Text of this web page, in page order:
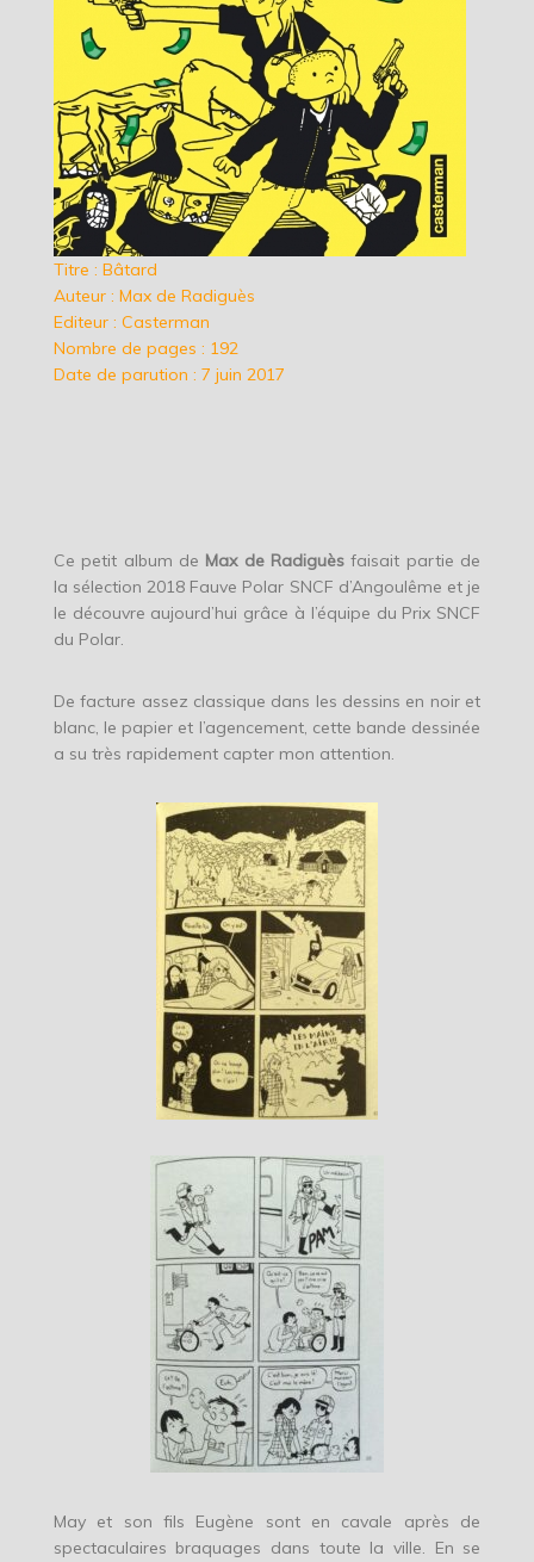
Titre : Bâtard
Auteur : Max de Radiguès
Editeur : Casterman
Nombre de pages : 192
Date de parution : 7 juin 2017
Ce petit album de Max de Radiguès faisait partie de
la sélection 2018 Fauve Polar SNCF d’Angoulême et je
le découvre aujourd’hui grâce à l’équipe du Prix SNCF
du Polar.
De facture assez classique dans les dessins en noir et
blanc, le papier et l’agencement, cette bande dessinée
a su très rapidement capter mon attention.
May et son fils Eugène sont en cavale après de
spectaculaires braquages dans toute la ville. En se